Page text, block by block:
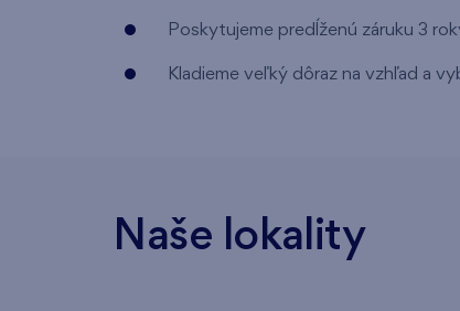
Poskytujeme predĺženú záruku 3
Kladieme veľký dôraz na vzhľad a
Naše lokality